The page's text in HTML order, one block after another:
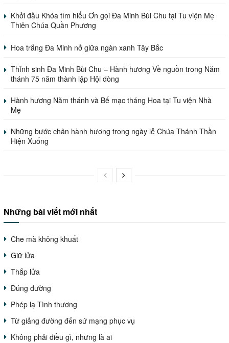
Khởi đầu Khóa tìm hiểu Ơn gọi Đa Minh Bùi Chu tại Tu viện Mẹ
Thiên Chúa Quần Phương
Hoa trắng Đa Minh nở giữa ngàn xanh Tây Bắc
Thỉnh sinh Đa Minh Bùi Chu – Hành hương Về nguồn trong Năm
thánh 75 năm thành lập Hội dòng
Hành hương Năm thánh và Bế mạc tháng Hoa tại Tu viện Nhà
Mẹ
Những bước chân hành hương trong ngày lễ Chúa Thánh Thần
Hiện Xuống
Những bài viết mới nhất
Che mà không khuất
Giữ lửa
Thắp lửa
Đúng đường
Phép lạ Tình thương
Từ giảng đường đến sứ mạng phục vụ
Không phải điều gì, nhưng là ai